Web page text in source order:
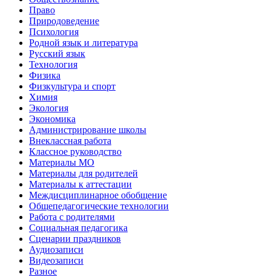
Право
Природоведение
Психология
Родной язык и литература
Русский язык
Технология
Физика
Физкультура и спорт
Химия
Экология
Экономика
Администрирование школы
Внеклассная работа
Классное руководство
Материалы МО
Материалы для родителей
Материалы к аттестации
Междисциплинарное обобщение
Общепедагогические технологии
Работа с родителями
Социальная педагогика
Сценарии праздников
Аудиозаписи
Видеозаписи
Разное